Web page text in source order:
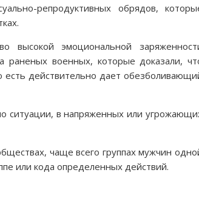
репродуктивных обрядов,
высокой эмоциональной
раненых военных, которые доказали,
есть действительно дает
ситуации, в напряженных или
чаще всего группах мужчин
или кода определенных действий.